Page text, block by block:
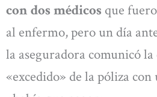
con dos médicos que
al enfermo, pero un día
la aseguradora comunicó
«excedido» de la póliza